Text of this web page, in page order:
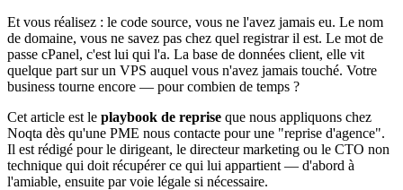
Et vous réalisez : le code source, vous ne l'avez jamais eu. Le nom
de domaine, vous ne savez pas chez quel registrar il est. Le mot de
passe cPanel, c'est lui qui l'a. La base de données client, elle vit
quelque part sur un VPS auquel vous n'avez jamais touché. Votre
business tourne encore — pour combien de temps ?
Cet article est le playbook de reprise que nous appliquons chez
Noqta dès qu'une PME nous contacte pour une "reprise d'agence".
Il est rédigé pour le dirigeant, le directeur marketing ou le CTO non
technique qui doit récupérer ce qui lui appartient — d'abord à
l'amiable, ensuite par voie légale si nécessaire.